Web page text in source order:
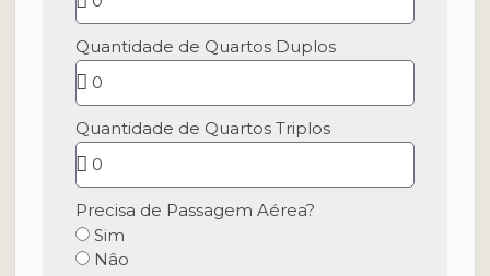
Quantidade de Quartos Duplos
Quantidade de Quartos Triplos
Precisa de Passagem Aérea?
Sim
Nâo